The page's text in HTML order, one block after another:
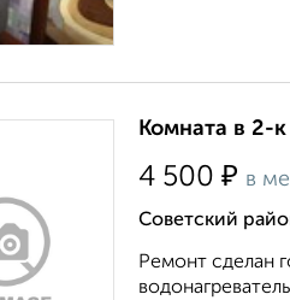
Комната в 2-
4 500 ₽ в
Советский
Ремонт сделан